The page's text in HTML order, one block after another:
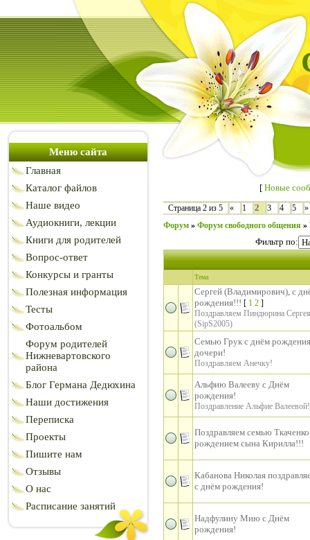
Меню сайта
Главная
Каталог файлов
Наше видео
Аудиокниги, лекции
Книги для родителей
Вопрос-ответ
Конкурсы и гранты
Полезная информация
Тесты
Фотоальбом
Форум родителей
Нижневартовского
района
Блог Германа Дедюхина
Наши достижения
Переписка
Проекты
Пишите нам
Отзывы
О нас
Расписание занятий
[ Новые
Страница 2 из 5 « 1 2 3 4 5
»
Форум » Форум свободного общения »
Фильтр по:
Тема
Сергей (Владимирович), с
рождения!!! [ 1 2 ]
Поздравляем Пиндюрина Сергея
(SipS2005)
Семью Грук с днём рождения
дочери!
Поздравляем Анечку!
Альфию Валееву с Днём
рождения!
Поздравление Альфие Валеевой!
Поздравляем семью
рождением сына Кирилла!!!
Кабанова Николая
с днём рождения!
Надфулину Мию с Днём
рождения!